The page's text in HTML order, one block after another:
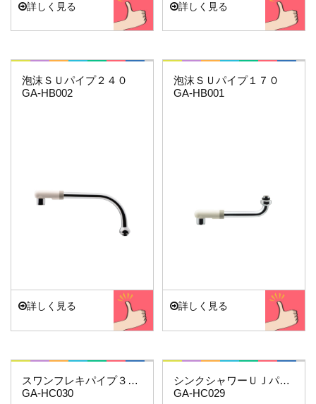
詳しく見る 詳しく見る
泡沫ＳＵパイプ２４０
GA-HB002
詳しく見る
泡沫ＳＵパイプ１７０
GA-HB001
詳しく見る
これエエやん
スワンフレキパイプ３００
GA-HC030
これエエやん
シンクシャワーＵＪパイプ
GA-HC029